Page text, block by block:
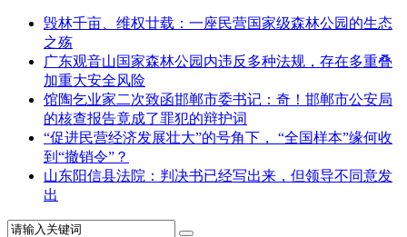
毁林千亩、维权廿载：一座民营国家级森林公园的生态
之殇
广东观音山国家森林公园内违反多种法规，存在多重叠
加重大安全风险
馆陶乞业家二次致函邯郸市委书记：奇！邯郸市公安局
的核查报告竟成了罪犯的辩护词
“促进民营经济发展壮大”的号角下， “全国样本”缘何收
到“撤销令”？
山东阳信县法院：判决书已经写出来，但领导不同意发
出